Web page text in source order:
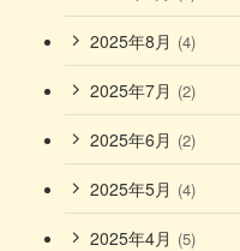
2025年8月 (4)
2025年7月 (2)
2025年6月 (2)
2025年5月 (4)
2025年4月 (5)